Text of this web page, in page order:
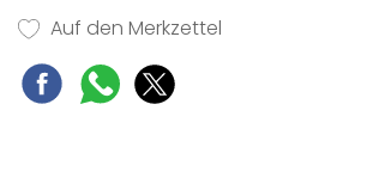
Auf den Merkzettel